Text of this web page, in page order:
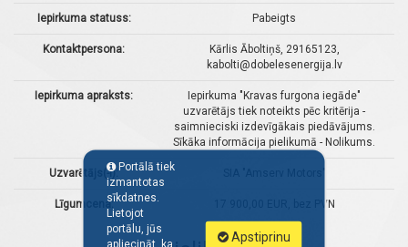
Portālā tiek
izmantotas
sīkdatnes.
Lietojot
portālu, jūs
apliecināt, ka
Apstiprinu
Iepirkuma statuss: Pabeigts
Kontaktpersona:
Kārlis Āboltiņš, 29165123,
kabolti@dobelesenergija.lv
Iepirkuma apraksts:
Iepirkuma "Kravas furgona iegāde"
uzvarētājs tiek noteikts pēc kritērija -
saimnieciski izdevīgākais piedāvājums.
Sīkāka informācija pielikumā - Nolikums.
Uzvarētājs(-i):
Līgumcena: 17 900,00 EUR, bez PVN